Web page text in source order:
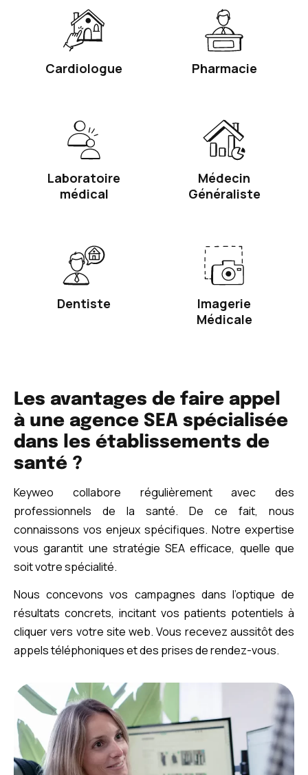
Cardiologue Pharmacie
Laboratoire
médical
Médecin
Généraliste
Dentiste
Imagerie
Médicale
Les avantages de faire appel
à une agence SEA spécialisée
dans les établissements de
santé ?
Keyweo collabore régulièrement avec des
professionnels de la santé. De ce fait, nous
connaissons vos enjeux spécifiques. Notre expertise
vous garantit une stratégie SEA efficace, quelle que
soit votre spécialité.
Nous concevons vos campagnes dans l’optique de
résultats concrets, incitant vos patients potentiels à
cliquer vers votre site web. Vous recevez aussitôt des
appels téléphoniques et des prises de rendez-vous.